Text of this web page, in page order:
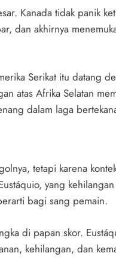
Kanada tidak panik
dan akhirnya
Serikat itu datang
atas Afrika Selatan
dalam laga
tetapi karena
yang
bagi sang pemain.
di papan skor.
kehilangan, dan